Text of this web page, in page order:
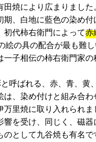
田焼により広まりました
期、白地に藍色の染め付
初代柿右衛門によって赤
絵の具の配合が最も難
一子相伝の柿右衛門家の
呼ばれる、赤、青、黄
は、染め付けと組み合わ
万里焼に取り入れられま
響を受け、同じく、磁
のとして九谷焼も有名で